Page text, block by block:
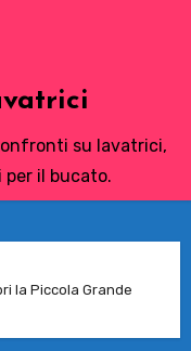
su lavatrici,
per il bucato.
la Piccola Grande